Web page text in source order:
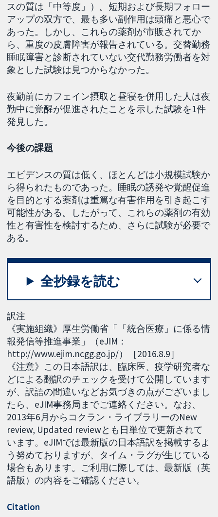
スの質は「中等度」）。短期および長期フォロー
アップの双方で、最も多い副作用は頭痛と悪心で
あった。しかし、これらの薬剤が市販されてか
ら、重度の皮膚障害が報告されている。交替勤務
睡眠障害と診断されていない交代勤務労働者を対
象とした試験は見つからなかった。
夜勤前にカフェイン摂取と昼寝を併用した人は夜
勤中に覚醒が促進されたことを示した試験を1件
発見した。
今後の課題
エビデンスの質は低く、ほとんどは小規模試験か
ら得られたものであった。睡眠の誘発や覚醒促進
を目的とする薬剤は重篤な有害作用を引き起こす
可能性がある。したがって、これらの薬剤の有効
性と有害性を検討するため、さらに試験が必要で
ある。
全抄録を読む
訳注
《実施組織》厚生労働省「「統合医療」に係る情
報発信等推進事業」（eJIM：
http://www.ejim.ncgg.go.jp/）［2016.8.9］
《注意》この日本語訳は、臨床医、疫学研究者な
どによる翻訳のチェックを受けて公開しています
が、訳語の間違いなどお気づきの点がございまし
たら、eJIM事務局までご連絡ください。なお、
2013年6月からコクラン・ライブラリーのNew
review, Updated reviewとも日単位で更新されて
います。eJIMでは最新版の日本語訳を掲載するよ
う努めておりますが、タイム・ラグが生じている
場合もあります。ご利用に際しては、最新版（英
語版）の内容をご確認ください。
Citation